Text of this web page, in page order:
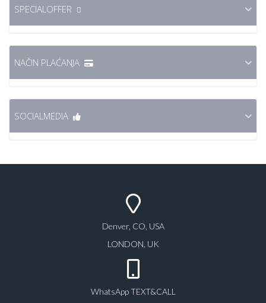
Denver, CO, USA
LONDON, UK
WhatsApp TEXT&CALL